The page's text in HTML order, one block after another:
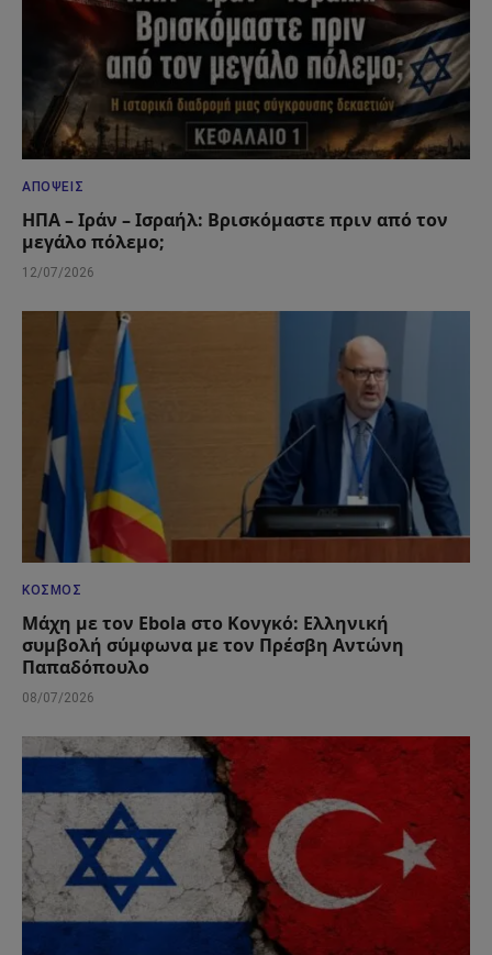
ΑΠΌΨΕΙΣ
ΗΠΑ – Ιράν – Ισραήλ: Βρισκόμαστε πριν από τον
μεγάλο πόλεμο;
12/07/2026
ΚΌΣΜΟΣ
Μάχη με τον Ebola στο Κονγκό: Ελληνική
συμβολή σύμφωνα με τον Πρέσβη Αντώνη
Παπαδόπουλο
08/07/2026